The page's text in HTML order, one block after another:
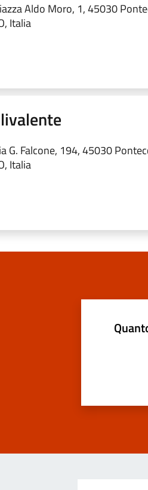
Aldo Moro, 1, 45030
Italia
G. Falcone, 194, 45030
Italia